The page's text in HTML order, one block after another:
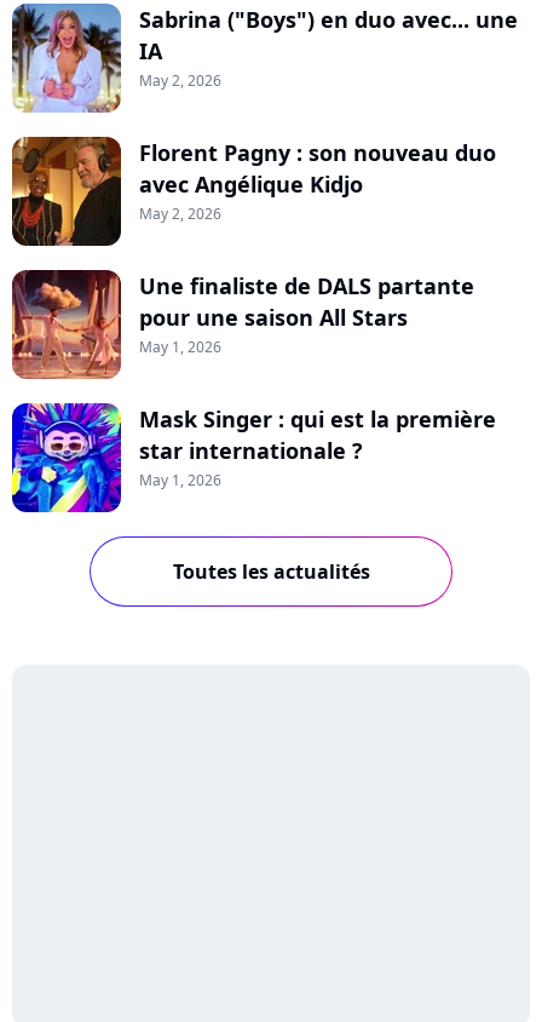
Sabrina ("Boys") en duo avec... une
IA
May 2, 2026
Florent Pagny : son nouveau duo
avec Angélique Kidjo
May 2, 2026
Une finaliste de DALS partante
pour une saison All Stars
May 1, 2026
Mask Singer : qui est la première
star internationale ?
May 1, 2026
Toutes les actualités